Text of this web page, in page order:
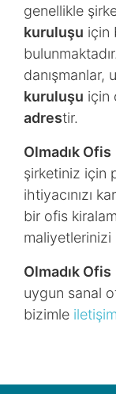
genellikle
kuruluşu için
danışmanlar,
kuruluşu için
adrestir.
Olmadık Ofis
şirketiniz için
ihtiyacınızı
bir ofis
maliyetlerinizi
Olmadık Ofis
uygun sanal
bizimle